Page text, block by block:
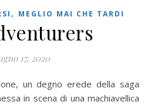
, MEGLIO MAI CHE TARDI
17, 2020
in scena di una machiavellica